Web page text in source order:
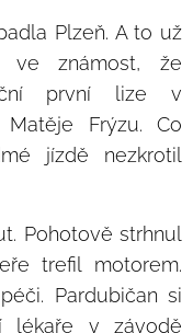
Plzeň. A to už
ve známost, že
první lize v
Frýzu. Co
jízdě nezkrotil
Pohotově strhnul
trefil motorem.
Pardubičan si
lékaře v závodě